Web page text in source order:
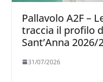
Pallavolo A2F –
traccia il profilo
Sant’Anna 2026/
31/07/2026